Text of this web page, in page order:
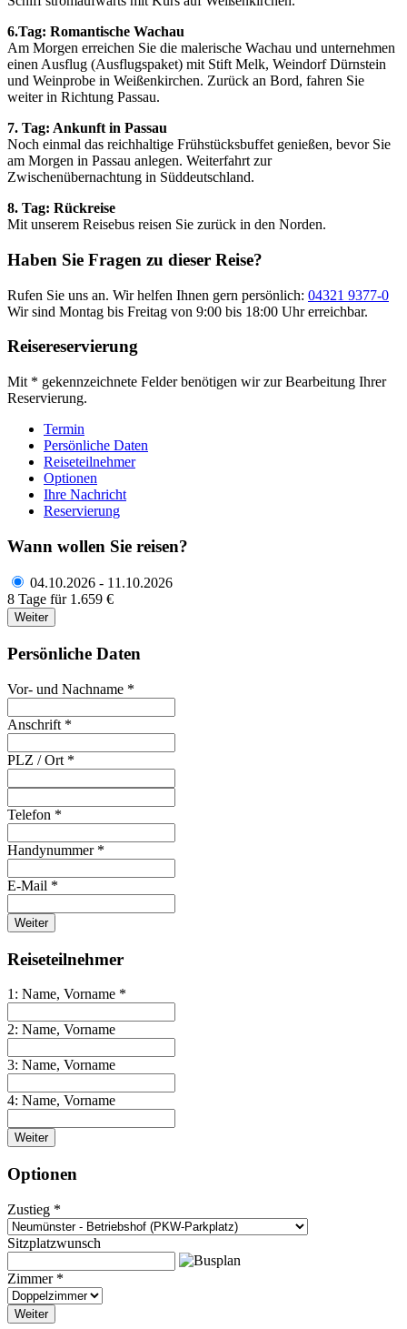
6.Tag: Romantische Wachau
Am Morgen erreichen Sie die malerische Wachau und unternehmen
einen Ausflug (Ausflugspaket) mit Stift Melk, Weindorf Dürnstein
und Weinprobe in Weißenkirchen. Zurück an Bord, fahren Sie
weiter in Richtung Passau.
7. Tag: Ankunft in Passau
Noch einmal das reichhaltige Frühstücksbuffet genießen, bevor Sie
am Morgen in Passau anlegen. Weiterfahrt zur
Zwischenübernachtung in Süddeutschland.
8. Tag: Rückreise
Mit unserem Reisebus reisen Sie zurück in den Norden.
Haben Sie Fragen zu dieser Reise?
Rufen Sie uns an. Wir helfen Ihnen gern persönlich: 04321 9377-0
Wir sind Montag bis Freitag von 9:00 bis 18:00 Uhr erreichbar.
Reisereservierung
Mit * gekennzeichnete Felder benötigen wir zur Bearbeitung Ihrer
Reservierung.
Termin
Persönliche Daten
Reiseteilnehmer
Optionen
Ihre Nachricht
Reservierung
Wann wollen Sie reisen?
04.10.2026 - 11.10.2026
8 Tage für 1.659 €
Weiter
Persönliche Daten
Vor- und Nachname *
Anschrift *
PLZ / Ort *
Telefon *
Handynummer *
E-Mail *
Weiter
Reiseteilnehmer
1: Name, Vorname *
2: Name, Vorname
3: Name, Vorname
4: Name, Vorname
Weiter
Optionen
Zustieg *
Sitzplatzwunsch
Zimmer *
Weiter